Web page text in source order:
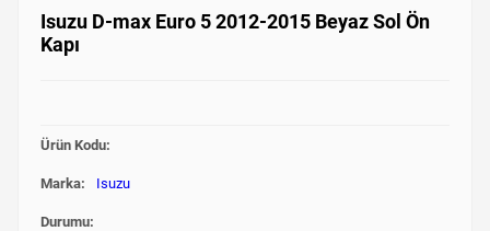
Isuzu D-max Euro 5 2012-2015 Beyaz Sol Ön
Kapı
Ürün Kodu:
Marka: Isuzu
Durumu: